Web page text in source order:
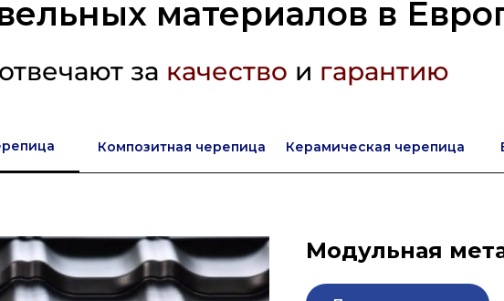
материалов в
за качество и гарантию
Композитная черепица Керамическая черепица
Модульная